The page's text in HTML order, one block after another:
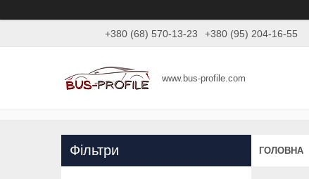
+380 (68) 570-13-23 +380 (95) 204-16-55
www.bus-profile.com
ГОЛОВНА
Фільтри